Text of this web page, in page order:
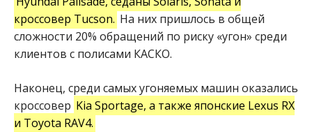
кроссовер Tucson. На них пришлось в общей
сложности 20% обращений по риску «угон» среди
клиентов с полисами КАСКО.
Наконец, среди самых угоняемых машин оказались
кроссовер Kia Sportage, а также японские Lexus RX
и Toyota RAV4.